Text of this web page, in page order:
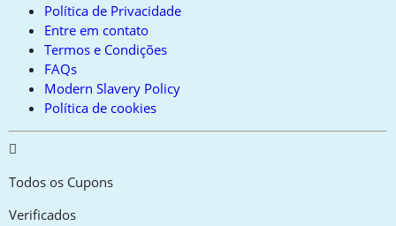
Política de Privacidade
Entre em contato
Termos e Condições
FAQs
Modern Slavery Policy
Política de cookies
Todos os Cupons
Verificados